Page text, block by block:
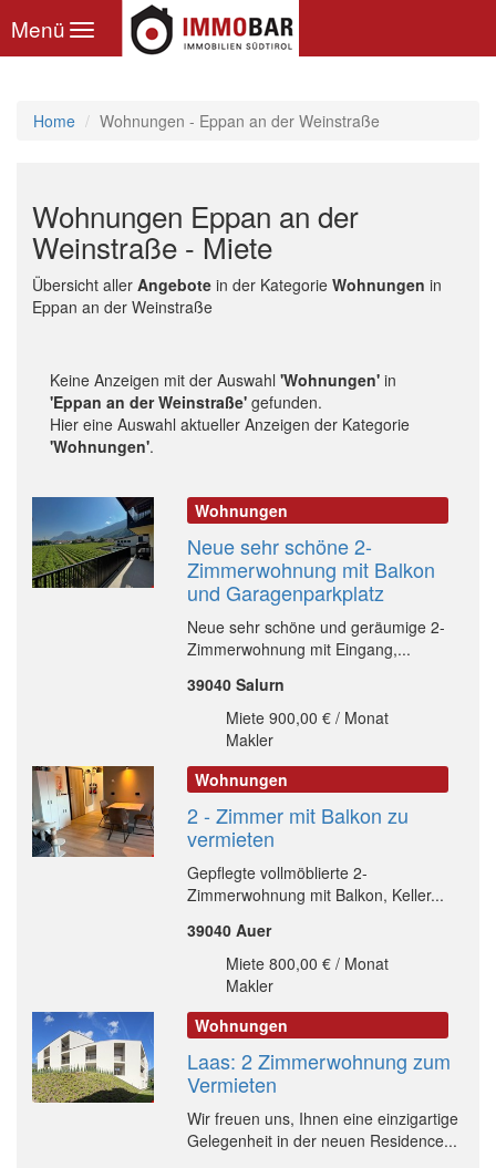
Toggle
navigation
Menü
Home Wohnungen - Eppan an der Weinstraße
Wohnungen Eppan an der
Weinstraße - Miete
Übersicht aller Angebote in der Kategorie Wohnungen in
Eppan an der Weinstraße
Keine Anzeigen mit der Auswahl 'Wohnungen' in
'Eppan an der Weinstraße' gefunden.
Hier eine Auswahl aktueller Anzeigen der Kategorie
'Wohnungen'.
Wohnungen
Neue sehr schöne 2-
Zimmerwohnung mit Balkon
und Garagenparkplatz
Neue sehr schöne und geräumige 2-
Zimmerwohnung mit Eingang,...
39040 Salurn
Miete 900,00 € / Monat
Makler
Wohnungen
2 - Zimmer mit Balkon zu
vermieten
Gepflegte vollmöblierte 2-
Zimmerwohnung mit Balkon, Keller...
39040 Auer
Miete 800,00 € / Monat
Makler
Wohnungen
Laas: 2 Zimmerwohnung zum
Vermieten
Wir freuen uns, Ihnen eine einzigartige
Gelegenheit in der neuen Residence...